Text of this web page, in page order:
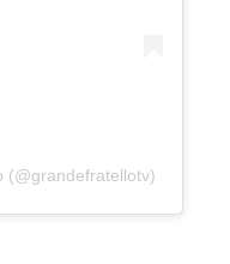
(@grandefratellotv)